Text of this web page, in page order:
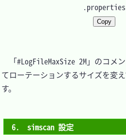
.properties
Copy
「#LogFileMaxSize 2M」のコメ
てローテーションするサイズを変
す。
6.　simscan 設定